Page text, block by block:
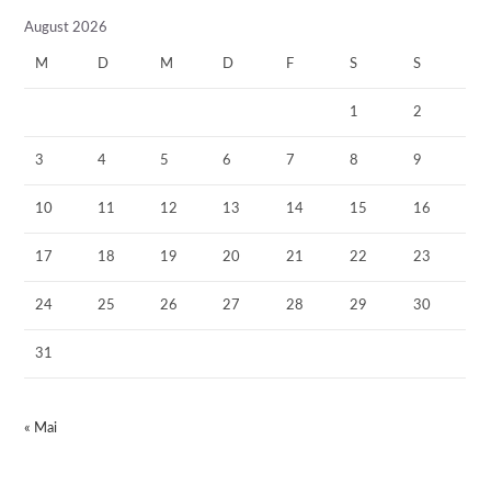
August 2026
M D M D F S S
1 2
3 4 5 6 7 8 9
10 11 12 13 14 15 16
17 18 19 20 21 22 23
24 25 26 27 28 29 30
31
« Mai